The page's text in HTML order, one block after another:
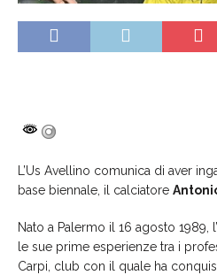
L’Us Avellino comunica di aver
base biennale, il calciatore
Nato a Palermo il 16 agosto 1989,
le sue prime esperienze tra i
Carpi, club con il quale ha